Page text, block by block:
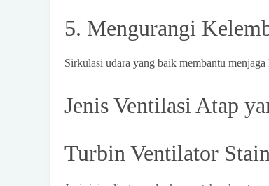
5. Mengurangi
Sirkulasi udara yang baik membantu
Jenis Ventilasi Atap
Turbin Ventilator